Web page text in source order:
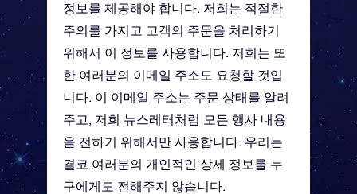
정보를 제공해야 합니다. 저희는 적절한
주의를 가지고 고객의 주문을 처리하기
위해서 이 정보를 사용합니다. 저희는 또
한 여러분의 이메일 주소도 요청할 것입
니다. 이 이메일 주소는 주문 상태를 알려
주고, 저희 뉴스레터처럼 모든 행사 내용
을 전하기 위해서만 사용합니다. 우리는
결코 여러분의 개인적인 상세 정보를 누
구에게도 전해주지 않습니다.